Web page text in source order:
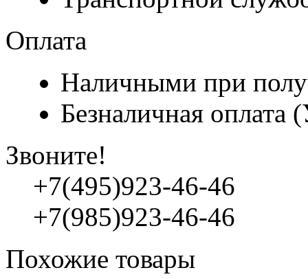
Оплата
Наличными при
Безналичная
Звоните!
+7(495)923-46-46
+7(985)923-46-46
Похожие товары